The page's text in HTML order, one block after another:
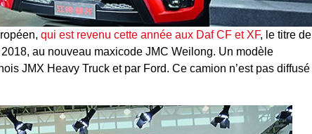
qui est revenu cette année aux Daf CF et XF, le titre de
au nouveau maxicode JMC Weilong. Un modèle
JMX Heavy Truck et par Ford. Ce camion n’est pas diffusé